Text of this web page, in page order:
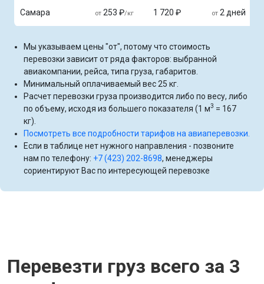
Самара от 253 ₽/кг 1 720 ₽ от 2 дней
Мы указываем цены "от", потому что стоимость
перевозки зависит от ряда факторов: выбранной
авиакомпании, рейса, типа груза, габаритов.
Минимальный оплачиваемый вес 25 кг.
Расчет перевозки груза производится либо по весу, либо
по объему, исходя из большего показателя (1 м3 = 167
кг).
Посмотреть все подробности тарифов на авиаперевозки.
Если в таблице нет нужного направления - позвоните
нам по телефону: +7 (423) 202-8698, менеджеры
сориентируют Вас по интересующей перевозке
Перевезти груз всего за 3